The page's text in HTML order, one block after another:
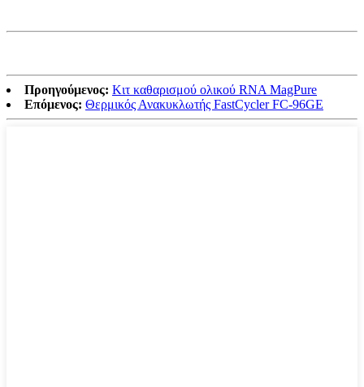
Προηγούμενος: Κιτ καθαρισμού ολικού RNA MagPure
Επόμενος: Θερμικός Ανακυκλωτής FastCycler FC-96GE